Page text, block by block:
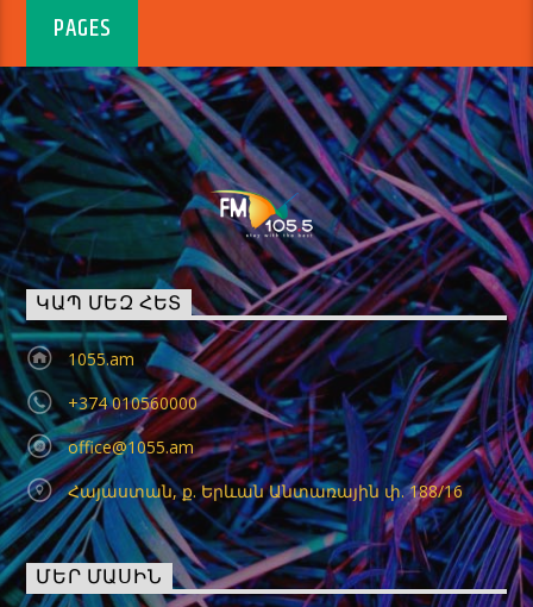
PAGES
ԿԱՊ ՄԵԶ ՀԵՏ
1055.am
+374 010560000
office@1055.am
Հայաստան, ք. Երևան Անտառային փ. 188/16
ՄԵՐ ՄԱՍԻՆ